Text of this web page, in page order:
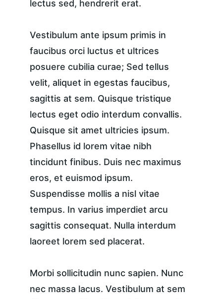
lectus sed, hendrerit erat.
Vestibulum ante ipsum primis in
faucibus orci luctus et ultrices
posuere cubilia curae; Sed tellus
velit, aliquet in egestas faucibus,
sagittis at sem. Quisque tristique
lectus eget odio interdum convallis.
Quisque sit amet ultricies ipsum.
Phasellus id lorem vitae nibh
tincidunt finibus. Duis nec maximus
eros, et euismod ipsum.
Suspendisse mollis a nisl vitae
tempus. In varius imperdiet arcu
sagittis consequat. Nulla interdum
laoreet lorem sed placerat.
Morbi sollicitudin nunc sapien. Nunc
nec massa lacus. Vestibulum at sem